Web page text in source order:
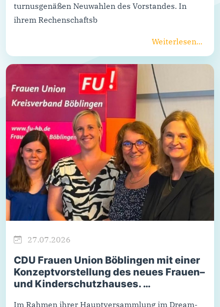
turnusgenäßen Neuwahlen des Vorstandes. In
ihrem Rechenschaftsb
Weiterlesen...
27.07.2026
CDU Frauen Union Böblingen mit einer
Konzeptvorstellung des neues Frauen–
und Kinderschutzhauses. …
Im Rahmen ihrer Hauptversammlung im Dream-